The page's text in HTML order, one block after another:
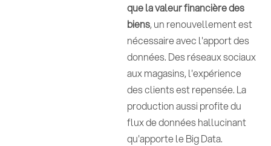
que la valeur financière des
biens, un renouvellement est
nécessaire avec l'apport des
données. Des réseaux sociaux
aux magasins, l'expérience
des clients est repensée. La
production aussi profite du
flux de données hallucinant
qu'apporte le Big Data.